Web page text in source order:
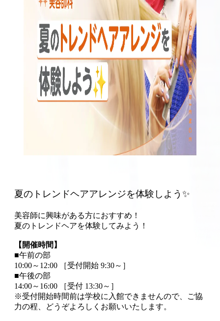
夏のトレンドヘアアレンジを体験しよう✨
美容師に興味がある方におすすめ！
夏のトレンドヘアを体験してみよう！
【開催時間】
■午前の部
10:00～12:00 ［受付開始 9:30～］
■午後の部
14:00～16:00 ［受付 13:30～］
※受付開始時間前は学校に入館できませんので、ご協
力の程、どうぞよろしくお願いいたします。